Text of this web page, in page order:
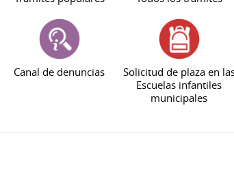
Canal de denuncias
Solicitud de plaza en
Escuelas infantiles
municipales